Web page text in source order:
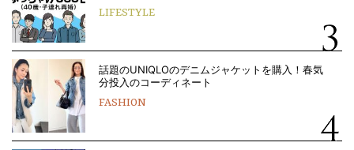
LIFESTYLE
話題のUNIQLOのデニムジャケットを購入！春気
分投入のコーディネート
FASHION